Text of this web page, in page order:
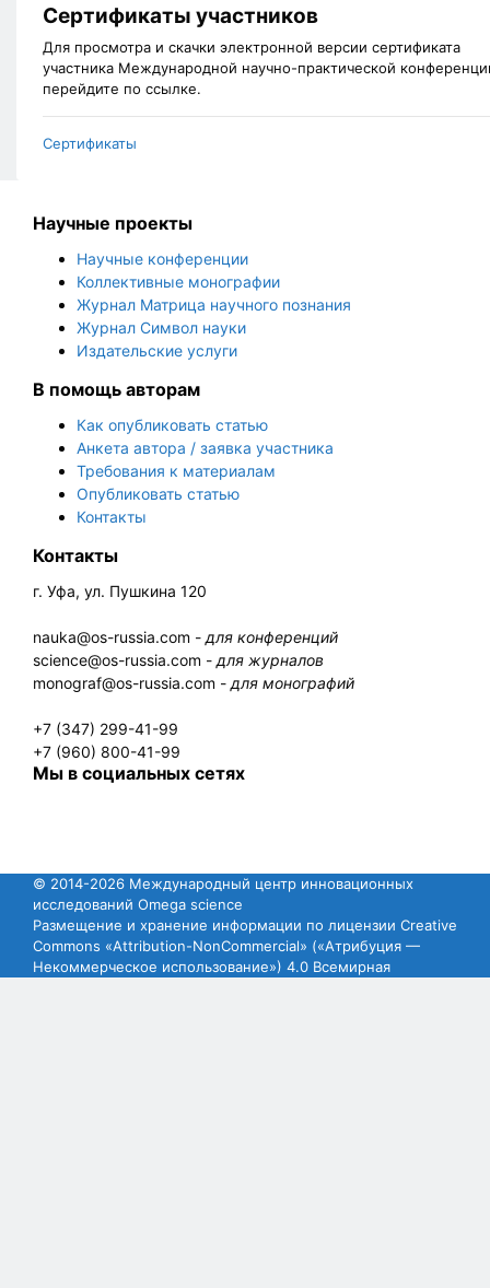
Сертификаты участников
Для просмотра и скачки электронной версии сертификата
участника Международной научно-практической
перейдите по ссылке.
Сертификаты
Научные проекты
Научные конференции
Коллективные монографии
Журнал Матрица научного познания
Журнал Символ науки
Издательские услуги
В помощь авторам
Как опубликовать статью
Анкета автора / заявка участника
Требования к материалам
Опубликовать статью
Контакты
Контакты
г. Уфа, ул. Пушкина 120
nauka@os-russia.com - для конференций
science@os-russia.com - для журналов
monograf@os-russia.com - для монографий
+7 (347) 299-41-99
+7 (960) 800-41-99
Мы в социальных сетях
© 2014-2026 Международный центр инновационных
исследований Omega science
Размещение и хранение информации по лицензии Creative
Commons «Attribution-NonCommercial» («Атрибуция —
Некоммерческое использование») 4.0 Всемирная